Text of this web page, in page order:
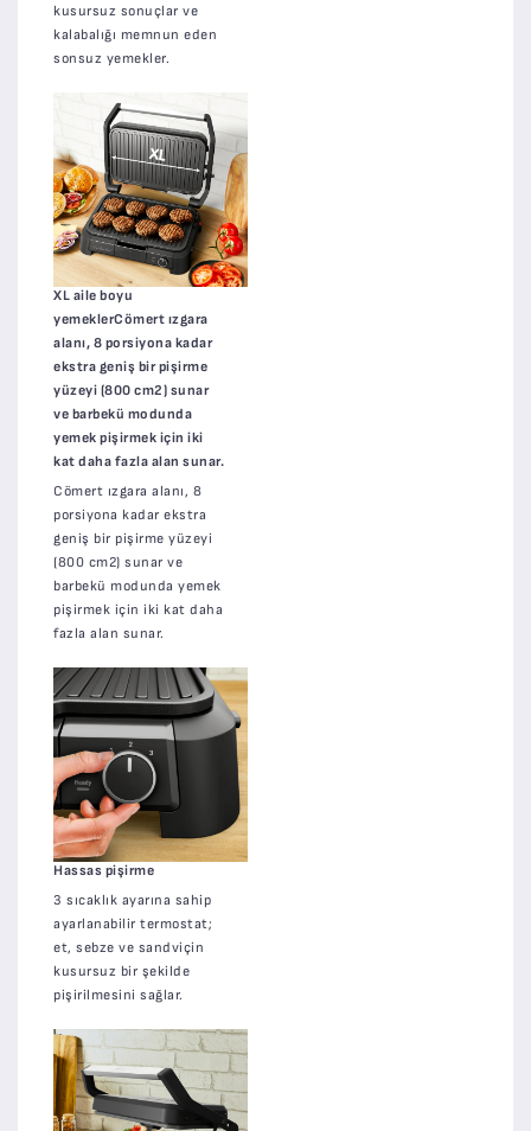
kusursuz sonuçlar ve
kalabalığı memnun eden
sonsuz yemekler.
XL aile boyu
yemeklerCömert ızgara
alanı, 8 porsiyona kadar
ekstra geniş bir pişirme
yüzeyi (800 cm2) sunar
ve barbekü modunda
yemek pişirmek için iki
kat daha fazla alan sunar.
Cömert ızgara alanı, 8
porsiyona kadar ekstra
geniş bir pişirme yüzeyi
(800 cm2) sunar ve
barbekü modunda yemek
pişirmek için iki kat daha
fazla alan sunar.
Hassas pişirme
3 sıcaklık ayarına sahip
ayarlanabilir termostat;
et, sebze ve sandviçin
kusursuz bir şekilde
pişirilmesini sağlar.